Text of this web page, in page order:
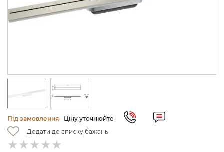
Під замовлення
Ціну уточнюйте
Додати до списку бажань